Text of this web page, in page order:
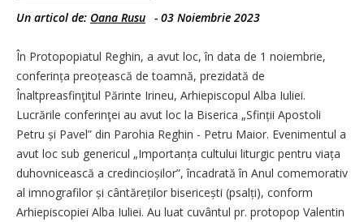
Un articol de: Oana Rusu - 03 Noiembrie 2023
În Protopopiatul Reghin, a avut loc, în data de 1 noiembrie,
con­fe­rința preoțească de toamnă, prezidată de
Înaltpreasfinţitul Părinte Irineu, Arhiepiscopul Alba Iuliei.
Lucrările conferinţei au avut loc la Biserica „Sfinții Apostoli
Petru și Pavel” din Parohia Reghin - Petru Maior. Evenimentul a
avut loc sub genericul „Im­por­tanța cultului liturgic pentru viața
duhovnicească a cre­din­cioșilor”, încadrată în Anul comemorativ
al imnografilor și cân­tă­reților bisericești (psalți), conform
Arhiepiscopiei Alba Iuliei. Au luat cuvântul pr. protopop Valentin